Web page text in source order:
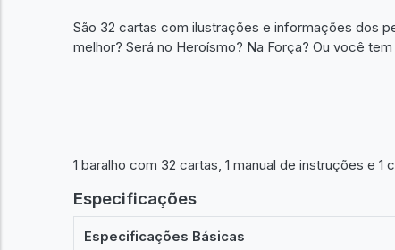
São 32 cartas com ilustrações e informações dos
melhor? Será no Heroísmo? Na Força? Ou você
1 baralho com 32 cartas, 1 manual de instruções e 1
Especificações
Especificações Básicas